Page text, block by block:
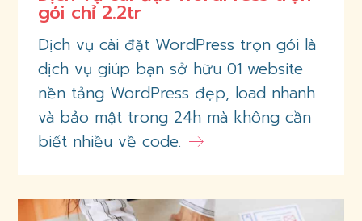
gói chỉ 2.2tr
Dịch vụ cài đặt WordPress trọn gói là
dịch vụ giúp bạn sở hữu 01 website
nền tảng WordPress đẹp, load nhanh
và bảo mật trong 24h mà không cần
biết nhiều về code.